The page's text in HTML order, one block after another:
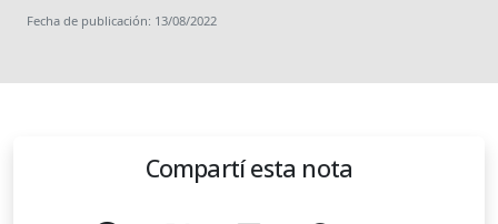
Fecha de publicación: 13/08/2022
Compartí esta nota